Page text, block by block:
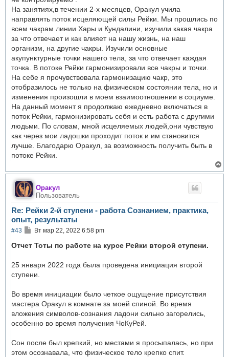
На занятиях,в течении 2-х месяцев, Оракул учила
направлять поток исцеляющей силы Рейки. Мы прошлись по
всем чакрам линии Хары и Кундалини, изучили какая чакра
за что отвечает и как влияет на нашу жизнь, на наш
организм, на другие чакры. Изучили основные
акупунктурные точки нашего тела, за что отвечает каждая
точка. В потоке Рейки гармонизировали все чакры и точки.
На себе я прочувствовала гармонизацию чакр, это
отобразилось не только на физическом состоянии тела, но и
изменения произошли в моем взаимоотношении в социуме.
На данный момент я продолжаю ежедневно включаться в
поток Рейки, гармонизировать себя и есть работа с другими
людьми. По словам, мной исцеляемых людей,они чувствую
как через мои ладошки проходит поток и им становится
лучше. Благодарю Оракул, за возможность получить быть в
потоке Рейки.
е
Оракул
Пользователь
Re: Рейки 2-й ступени - работа Сознанием, практика,
опыт, результаты
#43
С
о
е
н
Вт мар 22, 2022 6:58 pm
Отчет Тоты по работе на курсе Рейки второй ступени.
25 января 2022 года была проведена инициация второй
ступени.
Во время инициации было четкое ощущение присутствия
мастера Оракул в комнате за моей спиной. Во время
вложения символов-сознания ладони сильно загорелись,
особенно во время получения ЧоКуРей.
Сон после был крепкий, но местами я просыпалась, но при
этом осознавала, что физическое тело крепко спит.